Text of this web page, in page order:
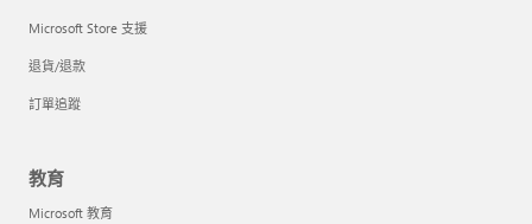
Microsoft Store 支援
退貨/退款
訂單追蹤
教育
Microsoft 教育